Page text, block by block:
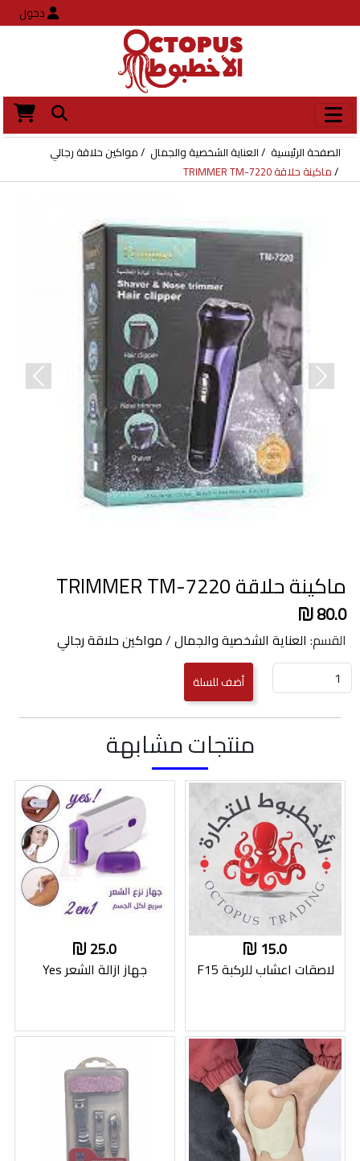
دخول
الصفحة الرئيسية العناية الشخصية والجمال
مواكين حلاقة رجالي
ماكينة حلاقة TRIMMER TM-7220
Next
ماكينة حلاقة TRIMMER TM-7220
80.0
القسم: العناية الشخصية والجمال/مواكين حلاقة رجالي
منتجات مشابهة
15.0
لاصقات اعشاب للركبة F15
25.0
جهاز ازالة الشعر Yes